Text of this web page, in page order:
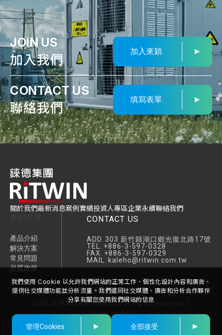
JOIN US
加入我們
加入來穎
CONTACT US
聯絡我們
填寫表單
關於我們最新消息案例實績投資人專區企業永續聯絡我們
產品介紹
解決方案
常見問題
品質政策
CONTACT US
ADD. 303 新竹縣湖口鄉光復北路17號
TEL.
+886-3-597-0328
FAX.
+886-3-597-0329
MAIL.
kaleho@ritwin.com.tw
來穎科技股份有限公司 all rights reserved. |
Design by iBest
我們使用 Cookie 以允許我們網站的正常工作、個性化設計內容和廣告、
提供社交媒體功能並分析流量。我們還同社交媒體、廣告和分析合作夥伴
分享有關您使用我們網站的信息
管理Cookies 全部接受